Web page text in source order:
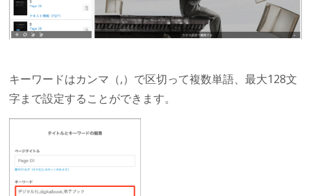
キーワードはカンマ（,）で区切って複数単語、最大128文
字まで設定することができます。